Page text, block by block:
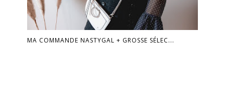
MA COMMANDE NASTYGAL + GROSSE SÉLEC...